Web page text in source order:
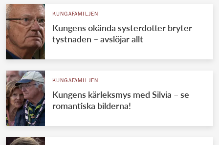
KUNGAFAMILJEN
Kungens okända systerdotter bryter
tystnaden – avslöjar allt
KUNGAFAMILJEN
Kungens kärleksmys med Silvia – se
romantiska bilderna!